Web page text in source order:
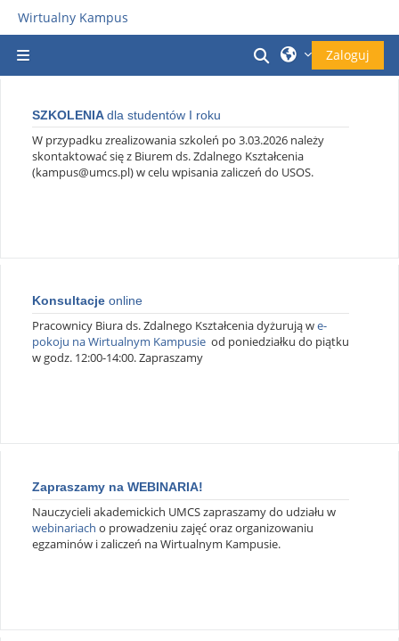
Przejdź do głównej zawartości
Wirtualny Kampus
Przełącznik
Zaloguj
SZKOLENIAdla studentów I roku
W przypadku zrealizowania szkoleń po 3.03.2026 należy
skontaktować się z Biurem ds. Zdalnego Kształcenia
(kampus@umcs.pl) w celu wpisania zaliczeń do USOS.
Konsultacje online
Pracownicy Biura ds. Zdalnego Kształcenia dyżurują we-
pokoju na Wirtualnym Kampusie od poniedziałku do piątku
w godz. 12:00-14:00. Zapraszamy
Zapraszamy na WEBINARIA!
Nauczycieli akademickich UMCS zapraszamy do udziału w
webinariach o prowadzeniu zajęć oraz organizowaniu
egzaminów i zaliczeń na Wirtualnym Kampusie.